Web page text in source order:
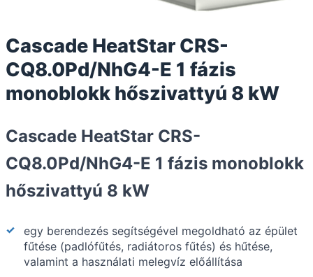
Cascade HeatStar CRS-
CQ8.0Pd/NhG4-E 1 fázis
monoblokk hőszivattyú 8 kW
Cascade HeatStar CRS-
CQ8.0Pd/NhG4-E 1 fázis monoblokk
hőszivattyú 8 kW
egy berendezés segítségével megoldható az épület
fűtése (padlófűtés, radiátoros fűtés) és hűtése,
valamint a használati melegvíz előállítása